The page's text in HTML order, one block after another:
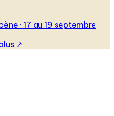
· 17 au 19 septembre
↗